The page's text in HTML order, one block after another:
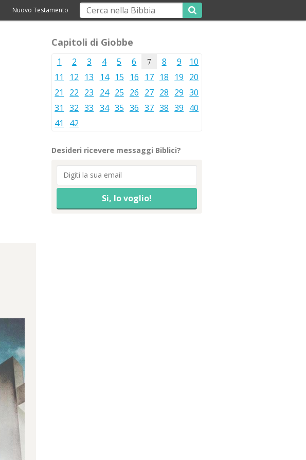
Nuovo Testamento
Capitoli di Giobbe
1 2 3 4 5 6 7 8 9
10
11
12 13 14 15 16 17 18 19 20
21
22 23 24 25 26 27 28 29 30
31
32 33 34 35 36 37 38 39 40
41
42
Desideri ricevere messaggi Biblici?